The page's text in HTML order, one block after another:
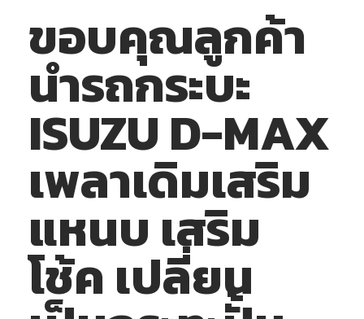
ขอบคุณลูกค้า
นำรถกระบะ
ISUZU D-MAX
เพลาเดิมเสริม
แหนบ เสริม
โช้ค เปลี่ยน